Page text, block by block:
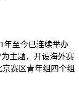
年至今已连续举办
主题，开设海外赛
赛区青年组四个组